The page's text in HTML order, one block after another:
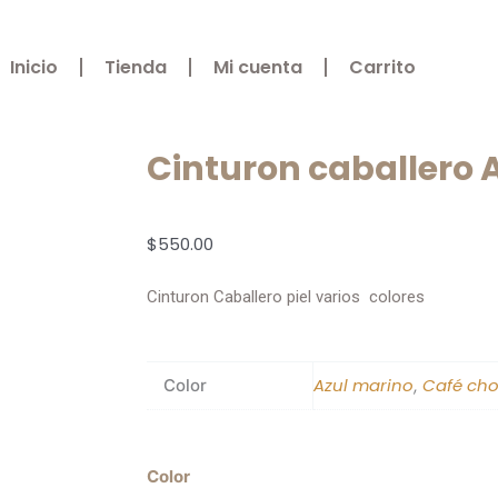
Inicio Tienda Mi cuenta Carrito
Cinturon caballero
$550.00
Cinturon Caballero piel varios colores
Color Azul marino, Café
Color
Cinturon